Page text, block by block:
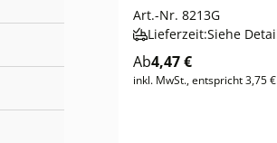
Art.-Nr. 8213G
Lieferzeit:Siehe
Ab4,47 €
inkl. MwSt., entspricht 3,75